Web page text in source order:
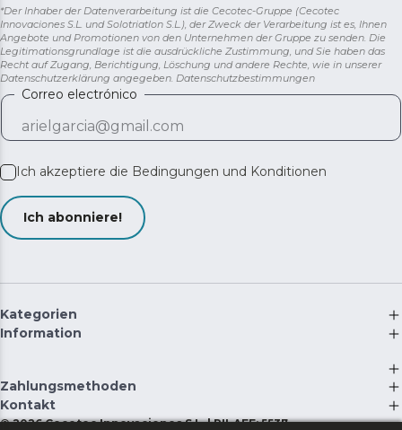
*Der Inhaber der Datenverarbeitung ist die Cecotec-Gruppe (Cecotec
Innovaciones S.L. und Solotriatlon S.L.), der Zweck der Verarbeitung ist es, Ihnen
Angebote und Promotionen von den Unternehmen der Gruppe zu senden. Die
Legitimationsgrundlage ist die ausdrückliche Zustimmung, und Sie haben das
Recht auf Zugang, Berichtigung, Löschung und andere Rechte, wie in unserer
Datenschutzerklärung angegeben. Datenschutzbestimmungen
Correo electrónico
Ich akzeptiere die Bedingungen und Konditionen
Ich abonniere!
Kategorien
Information
Zahlungsmethoden
Kontakt
©2026 Cecotec Innovaciones S.L. | RII-AEE: 5537